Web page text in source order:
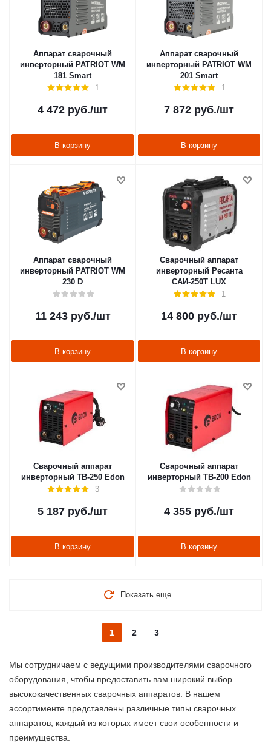
Аппарат сварочный
инверторный PATRIOT WM
181 Smart
1
4 472 руб./шт
В корзину
Аппарат сварочный
инверторный PATRIOT WM
201 Smart
1
7 872 руб./шт
В корзину
Аппарат сварочный
инверторный PATRIOT WM
230 D
11 243руб./шт
В корзину
Сварочный аппарат
инверторный Ресанта
САИ-250Т LUX
1
14 800 руб./шт
В корзину
Сварочный аппарат
инверторный TB-250 Edon
3
5 187 руб./шт
В корзину
Сварочный аппарат
инверторный TB-200 Edon
4 355 руб./шт
В корзину
Показать еще
1 2 3
Мы сотрудничаем с ведущими производителями сварочного
оборудования, чтобы предоставить вам широкий выбор
высококачественных сварочных аппаратов. В нашем
ассортименте представлены различные типы сварочных
аппаратов, каждый из которых имеет свои особенности и
преимущества.